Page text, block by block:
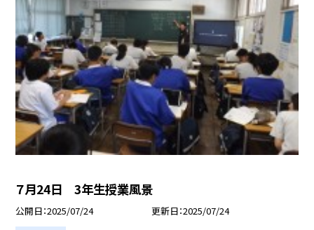
７月24日 3年生授業風景
公開日 2025/07/24 更新日 2025/07/24